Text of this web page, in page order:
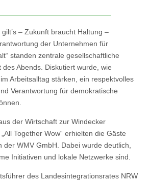
– Zukunft braucht Haltung –
der Unternehmen für
standen zentrale gesellschaftliche
Abends. Diskutiert wurde, wie
Arbeitsalltag stärken, ein respektvolles
Verantwortung für demokratische
der Wirtschaft zur Windecker
Together Wow“ erhielten die Gäste
WMV GmbH. Dabei wurde deutlich,
Initiativen und lokale Netzwerke sind.
des Landesintegrationsrates NRW